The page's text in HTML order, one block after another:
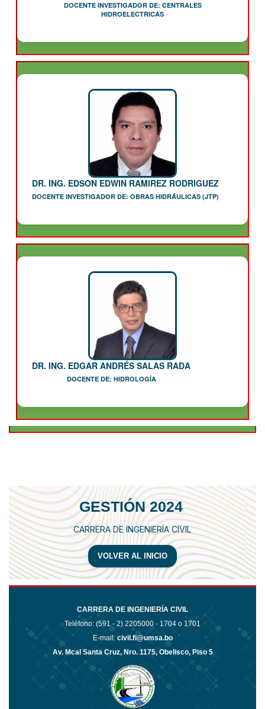
DOCENTE INVESTIGADOR DE: CENTRALES
HIDROELECTRICAS
DR. ING. EDSON EDWIN RAMIREZ RODRIGUEZ
DOCENTE INVESTIGADOR DE: OBRAS HIDRÁULICAS (JTP)
DR. ING. EDGAR ANDRÉS SALAS RADA
DOCENTE DE: HIDROLOGÍA
GESTIÓN 2024
CARRERA DE INGENIERÍA CIVIL
VOLVER AL INICIO
CARRERA DE INGENIERÍA CIVIL
Teléfono: (591 - 2) 2205000 - 1704 o 1701
E-mail: civil.fi@umsa.bo
Av. Mcal Santa Cruz, Nro. 1175, Obelisco, Piso 5